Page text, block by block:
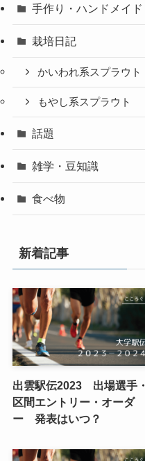
手作り・ハンドメイド
栽培日記
かいわれ系スプラウト
もやし系スプラウト
話題
雑学・豆知識
食べ物
新着記事
出雲駅伝2023 出場選手・
区間エントリー・オーダ
ー 発表はいつ？